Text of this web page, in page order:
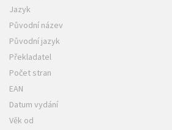
Jazyk
Původní název
Původní jazyk
Překladatel
Počet stran
EAN
Datum vydání
Věk od